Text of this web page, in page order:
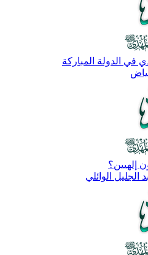
في الدولة المباركة
إلهيين؟
الجليل الوائلي